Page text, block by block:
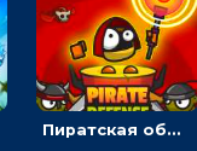
Пиратская оборона: расставлять воинов, чтобы уничтожать нападающих - стратегия